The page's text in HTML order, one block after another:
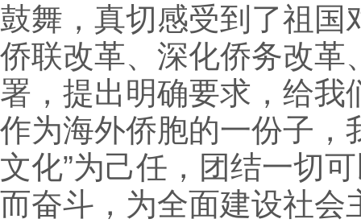
鼓舞，真切感受到了祖国
侨联改革、深化侨务改革
署，提出明确要求，给我
作为海外侨胞的一份子，
文化”为己任，团结一切
而奋斗，为全面建设社会